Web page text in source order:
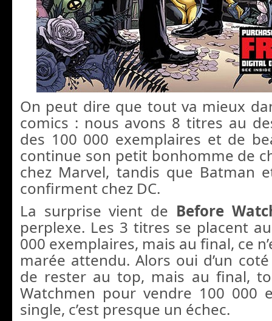
On peut dire que tout va mieux
comics : nous avons 8 titres au
des 100 000 exemplaires et de
continue son petit bonhomme de
chez Marvel, tandis que Batman
confirment chez DC.
La surprise vient de Before
perplexe. Les 3 titres se placent
000 exemplaires, mais au final, ce
marée attendu. Alors oui d’un
de rester au top, mais au final,
Watchmen pour vendre 100 000
single, c’est presque un échec.